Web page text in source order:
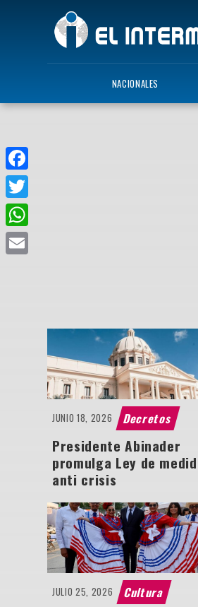
NACIONALES
JUNIO 18, 2026 Decretos
Presidente Abinader
promulga Ley de
anti crisis
JULIO 25, 2026 Cultura
Facebook
Twitter
WhatsApp